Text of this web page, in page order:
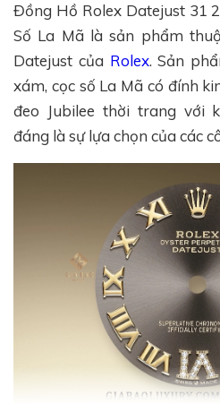
Đồng Hồ Rolex Datejust 31
Số La Mã là sản phẩm
Datejust của Rolex. Sản
xám, cọc số La Mã có đính
đeo Jubilee thời trang với
đáng là sự lựa chọn của các